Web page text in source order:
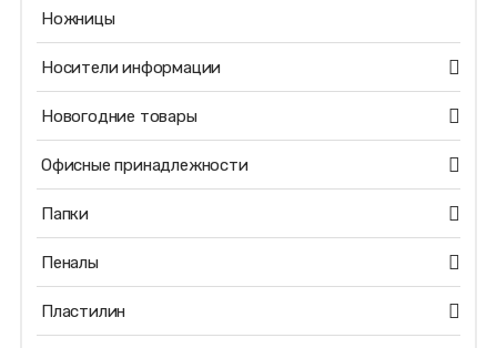
Ножницы
Носители информации
Новогодние товары
Офисные принадлежности
Папки
Пеналы
Пластилин